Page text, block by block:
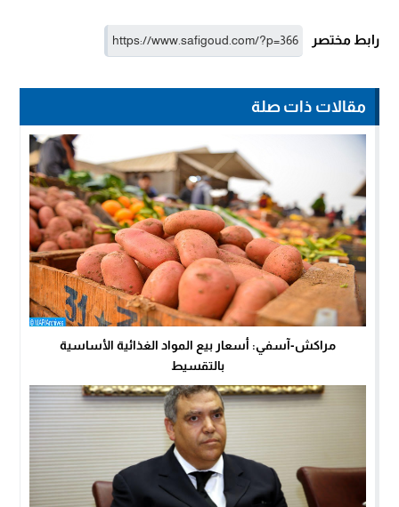
رابط مختصر
مقالات ذات صلة
مراكش-آسفي: أسعار بيع المواد الغذائية الأساسية
بالتقسيط